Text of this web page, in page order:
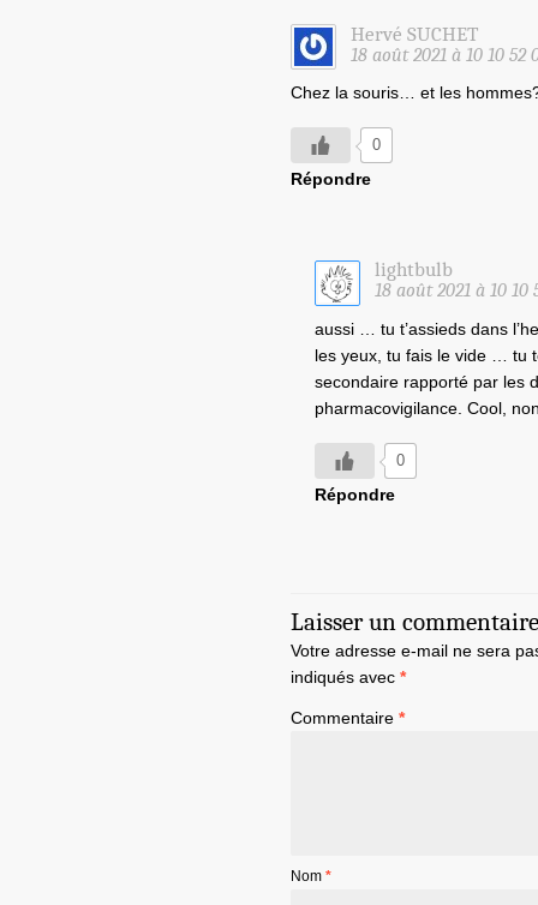
Hervé SUCHET
18 août 2021 à 10 10 52
Chez la souris… et les
0
Répondre
lightbulb
18 août 2021 à 10 10
aussi … tu t’assieds dans
les yeux, tu fais le vide … tu
secondaire rapporté par les
pharmacovigilance. Cool,
0
Répondre
Laisser un commentaire
Votre adresse e-mail ne sera
indiqués avec *
Commentaire *
Nom *